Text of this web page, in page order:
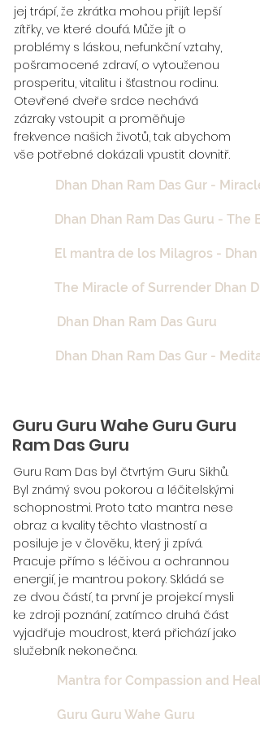
jej trápí, že zkrátka mohou přijít lepší
zítřky, ve které doufá. Může jít o
problémy s láskou, nefunkční vztahy,
pošramocené zdraví, o vytouženou
prosperitu, vitalitu i šťastnou rodinu.
Otevřené dveře srdce nechává
zázraky vstoupit a proměňuje
frekvence našich životů, tak abychom
vše potřebné dokázali vpustit dovnitř.
Dhan Dhan Ram Das Gur -
Dhan Dhan Ram Das Guru - The
El mantra de los Milagros - Dhan
The Miracle of Surrender Dhan
Dhan Dhan Ram Das Guru
Dhan Dhan Ram Das Gur -
Guru Guru Wahe Guru Guru
Ram Das Guru
Guru Ram Das byl čtvrtým Guru Sikhů.
Byl známý svou pokorou a léčitelskými
schopnostmi. Proto tato mantra nese
obraz a kvality těchto vlastností a
posiluje je v člověku, který ji zpívá.
Pracuje přímo s léčivou a ochrannou
energií, je mantrou pokory. Skládá se
ze dvou částí, ta první je projekcí mysli
ke zdroji poznání, zatímco druhá část
vyjadřuje moudrost, která přichází jako
služebník nekonečna.
Mantra for Compassion and
Guru Guru Wahe Guru